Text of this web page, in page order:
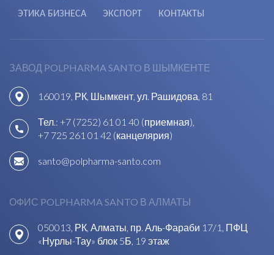
ЭТИКА БИЗНЕСА
ЭКСПОРТ КОНТАКТЫ
ЗАВОД POLPHARMA SANTO В ШЫМКЕНТЕ
160019, РК, Шымкент, ул. Рашидова, 81
Тел.: +7 (7252) 61 01 40 (приемная),
+7 725 261 01 42 (канцелярия)
santo@polpharma-santo.com
ОФИС POLPHARMA SANTO В АЛМАТЫ
050013, РК, Алматы, пр. Аль-Фараби 17/1, ПФЦ
«Нурлы-Тау» блок 5Б, 19 этаж